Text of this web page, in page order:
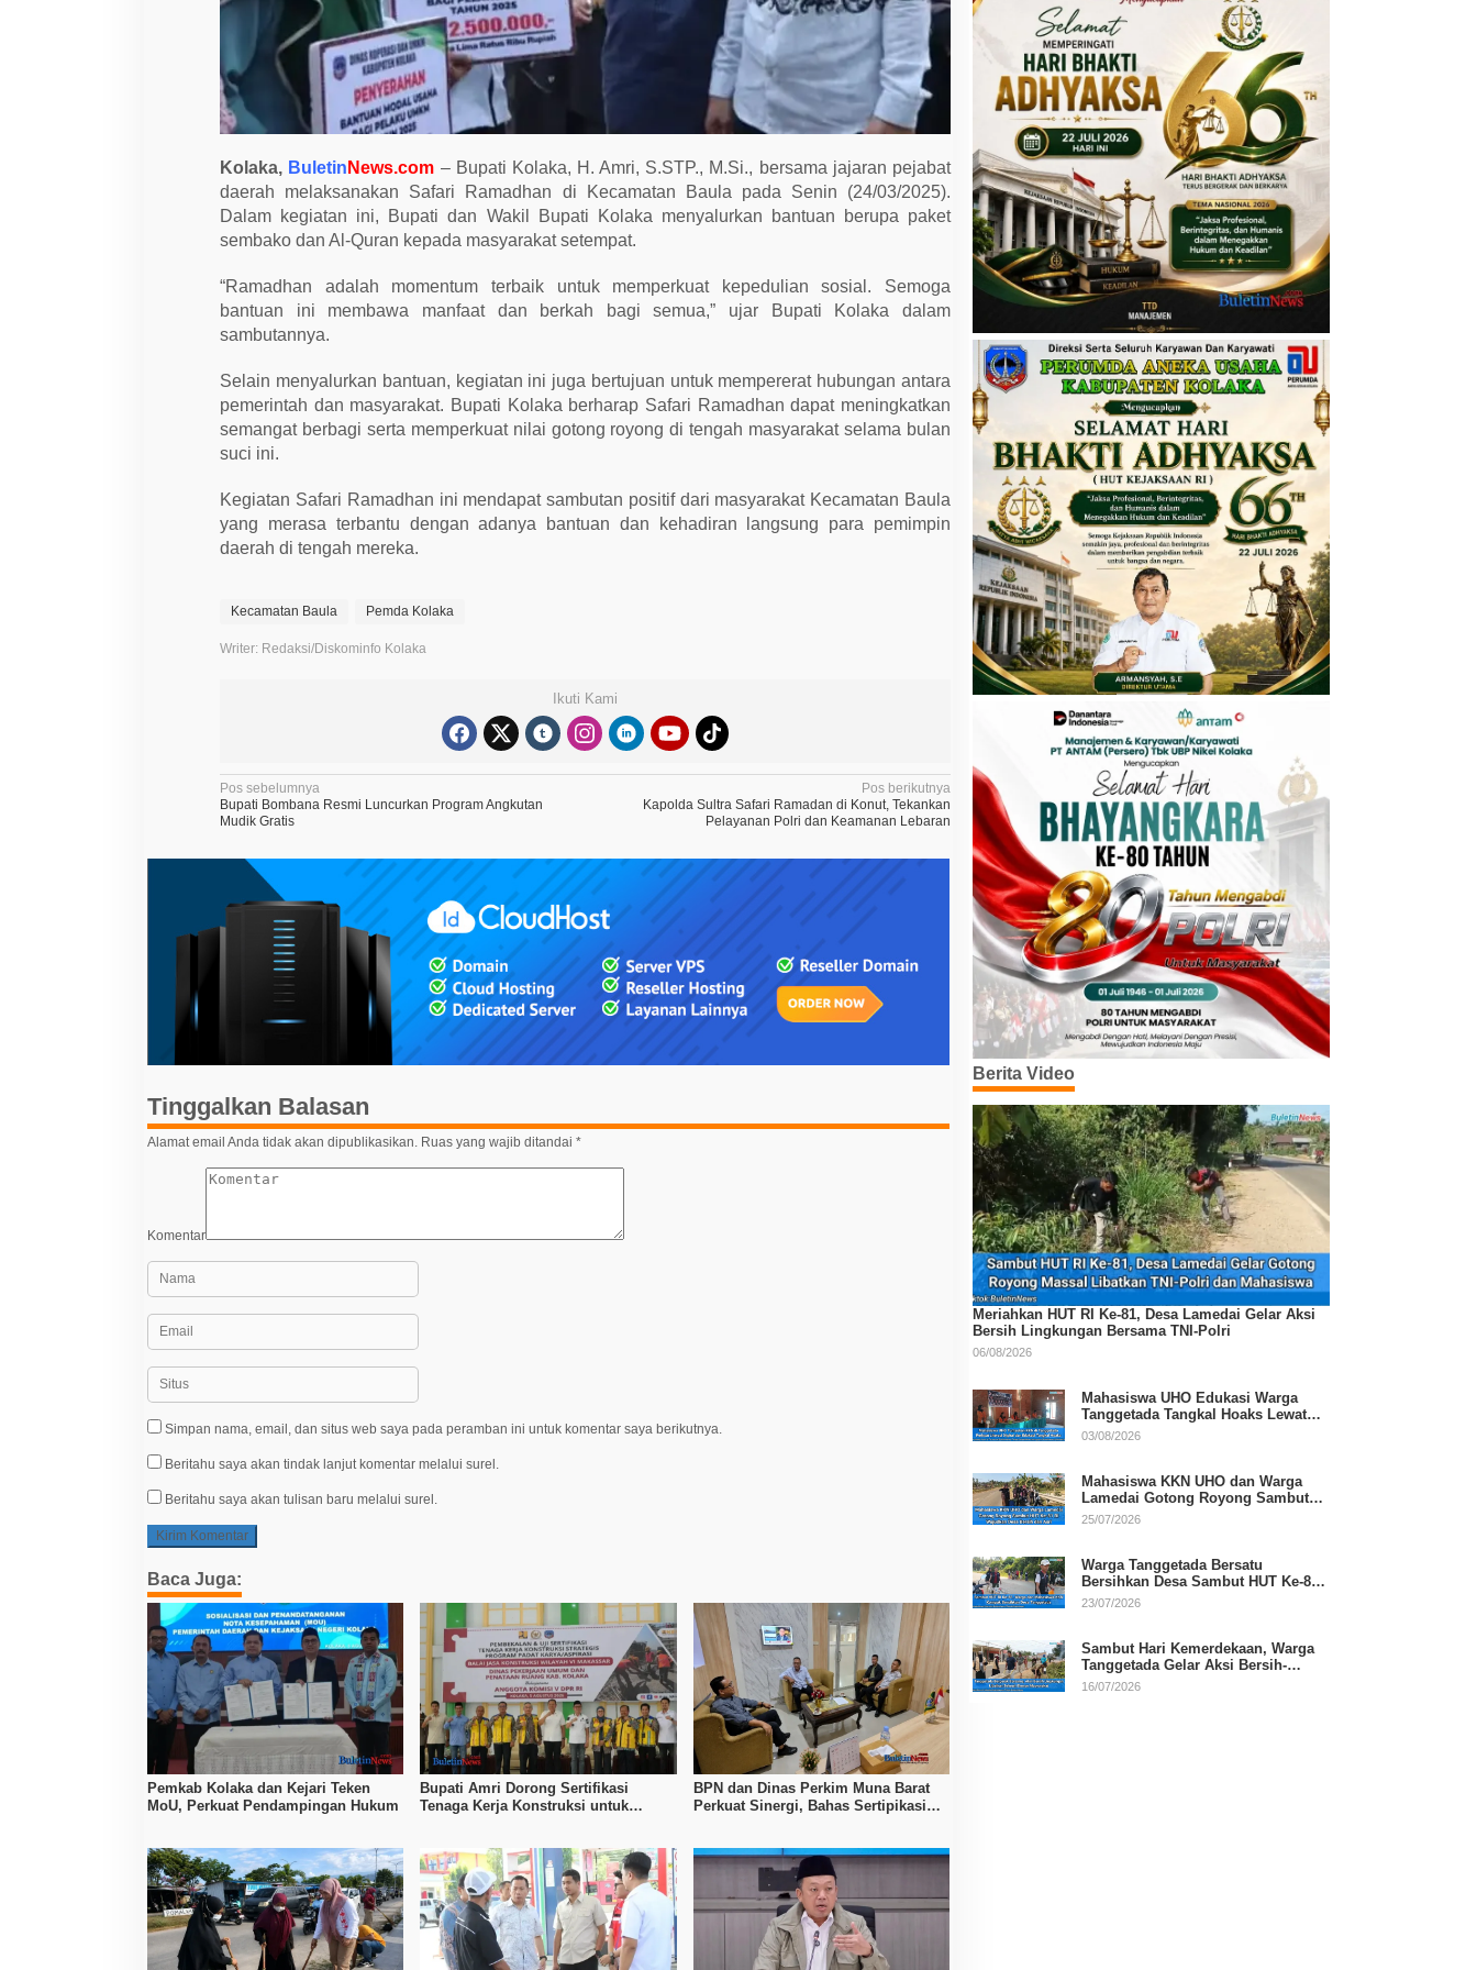
a
S
e
a
h
k
a
B
n
t
u
a
a
k
e
t
e
m
a
a
n
A
l
-
r
n
Kolaka, Buletin News.com – Bupati Kolaka, H. Amri, S.STP., M.Si., bersama jajaran pejabat
daerah melaksanakan Safari Ramadhan di Kecamatan Baula pada Senin (24/03/2025).
Dalam kegiatan ini, Bupati dan Wakil Bupati Kolaka menyalurkan bantuan berupa paket
sembako dan Al-Quran kepada masyarakat setempat.
“Ramadhan adalah momentum terbaik untuk memperkuat kepedulian sosial. Semoga
bantuan ini membawa manfaat dan berkah bagi semua,” ujar Bupati Kolaka dalam
sambutannya.
Selain menyalurkan bantuan, kegiatan ini juga bertujuan untuk mempererat hubungan antara
pemerintah dan masyarakat. Bupati Kolaka berharap Safari Ramadhan dapat meningkatkan
semangat berbagi serta memperkuat nilai gotong royong di tengah masyarakat selama bulan
suci ini.
Kegiatan Safari Ramadhan ini mendapat sambutan positif dari masyarakat Kecamatan Baula
yang merasa terbantu dengan adanya bantuan dan kehadiran langsung para pemimpin
daerah di tengah mereka.
Kecamatan Baula Pemda Kolaka
Writer: Redaksi/Diskominfo Kolaka
Ikuti Kami
N
a
v
g
a
Pos sebelumnya
Bupati Bombana Resmi Luncurkan Program Angkutan
Mudik Gratis
Pos berikutnya
Kapolda Sultra Safari Ramadan di Konut, Tekankan
Pelayanan Polri dan Keamanan Lebaran
Tinggalkan Balasan
Alamat email Anda tidak akan dipublikasikan. Ruas yang wajib ditandai *
Komentar
Simpan nama, email, dan situs web saya pada peramban ini untuk komentar saya berikutnya.
Beritahu saya akan tindak lanjut komentar melalui surel.
Beritahu saya akan tulisan baru melalui surel.
Baca Juga:
Pemkab Kolaka dan Kejari Teken
MoU, Perkuat Pendampingan Hukum
Bupati Amri Dorong Sertifikasi
Tenaga Kerja Konstruksi untuk
BPN dan Dinas Perkim Muna Barat
Perkuat Sinergi, Bahas Sertipikasi
Berita Video
Meriahkan HUT RI Ke-81, Desa Lamedai Gelar Aksi
Bersih Lingkungan Bersama TNI-Polri
06/08/2026
Mahasiswa UHO Edukasi Warga
Tanggetada Tangkal Hoaks Lewat
Program Literasi
03/08/2026
Mahasiswa KKN UHO dan Warga
Lamedai Gotong Royong Sambut
HUT Ke-81 RI
25/07/2026
Warga Tanggetada Bersatu
Bersihkan Desa Sambut HUT Ke-81
RI
23/07/2026
Sambut Hari Kemerdekaan, Warga
Tanggetada Gelar Aksi Bersih-
Bersih Desa
16/07/2026